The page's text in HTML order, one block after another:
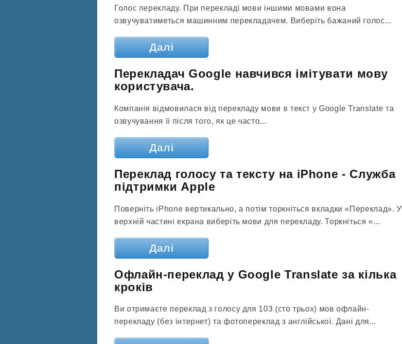
Голос перекладу. При перекладі мови іншими мовами вона
озвучуватиметься машинним перекладачем. Виберіть бажаний голос...
Далі
Перекладач Google навчився імітувати мову
користувача.
Компанія відмовилася від перекладу мови в текст у Google Translate та
озвучування її після того, як це часто...
Далі
Переклад голосу та тексту на iPhone - Служба
підтримки Apple
Поверніть iPhone вертикально, а потім торкніться вкладки «Переклад». У
верхній частині екрана виберіть мови для перекладу. Торкніться «...
Далі
Офлайн-переклад у Google Translate за кілька
кроків
Ви отримаєте переклад з голосу для 103 (сто трьох) мов офлайн-
перекладу (без інтернет) та фотопереклад з англійської. Дані для...